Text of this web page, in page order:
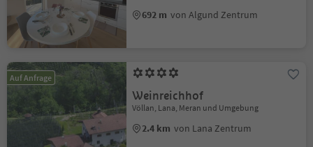
692 m von Algund Zentrum
Auf Anfrage
Weinreichhof
Völlan, Lana, Meran und Umgebung
2.4 km von Lana Zentrum